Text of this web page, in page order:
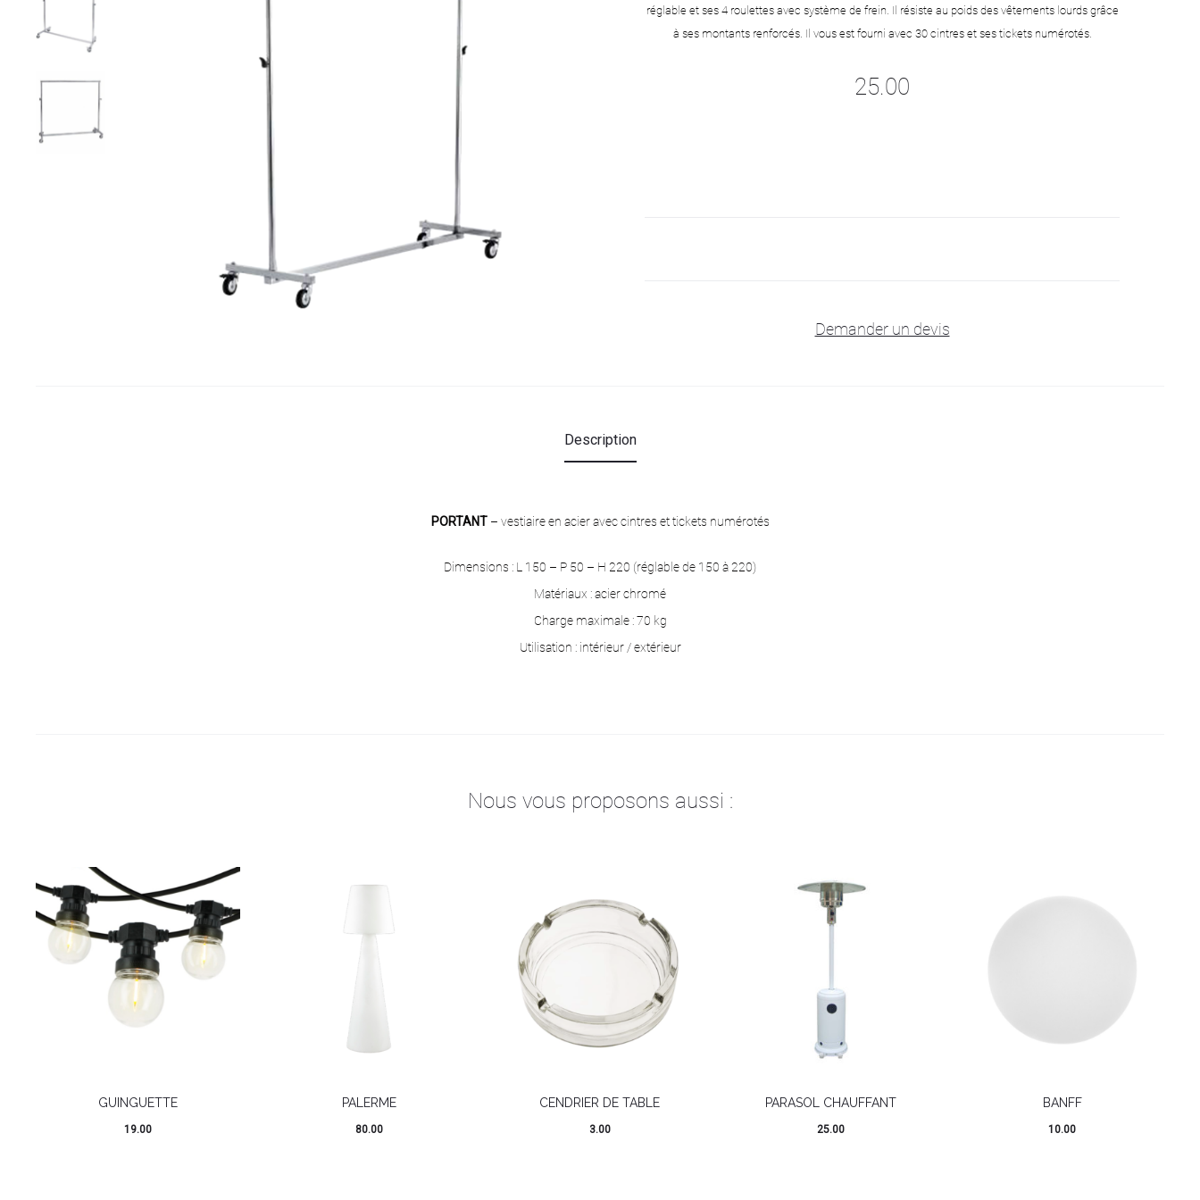
réglable et ses 4 roulettes avec système de frein. Il résiste au poids des vêtements lourds grâce
à ses montants renforcés. Il vous est fourni avec 30 cintres et ses tickets numérotés.
25.00
Demander un devis
Description
PORTANT– vestiaire en acier avec cintres et tickets numérotés
Dimensions : L 150 – P 50 – H 220 (réglable de 150 à 220)
Matériaux : acier chromé
Charge maximale : 70 kg
Utilisation : intérieur / extérieur
Nous vous proposons aussi :
GUINGUETTE
19.00
PALERME
80.00
CENDRIER DE TABLE
3.00
PARASOL CHAUFFANT
25.00
BANFF
10.00